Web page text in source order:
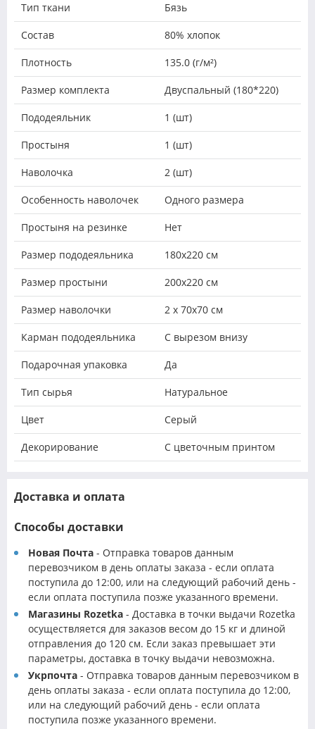
Тип ткани Бязь
Состав 80% хлопок
Плотность 135.0 (г/м²)
Размер комплекта Двуспальный (180*220)
Пододеяльник 1 (шт)
Простыня 1 (шт)
Наволочка 2 (шт)
Особенность наволочек Одного размера
Простыня на резинке Нет
Размер пододеяльника 180х220 см
Размер простыни 200х220 см
Размер наволочки 2 х 70х70 см
Карман пододеяльника С вырезом внизу
Подарочная упаковка Да
Тип сырья Натуральное
Цвет Серый
Декорирование С цветочным принтом
Доставка и оплата
Способы доставки
Новая Почта - Отправка товаров данным
перевозчиком в день оплаты заказа - если оплата
поступила до 12:00, или на следующий рабочий день -
если оплата поступила позже указанного времени.
Магазины Rozetka - Доставка в точки выдачи Rozetka
осуществляется для заказов весом до 15 кг и длиной
отправления до 120 см. Если заказ превышает эти
параметры, доставка в точку выдачи невозможна.
Укрпочта - Отправка товаров данным перевозчиком в
день оплаты заказа - если оплата поступила до 12:00,
или на следующий рабочий день - если оплата
поступила позже указанного времени.